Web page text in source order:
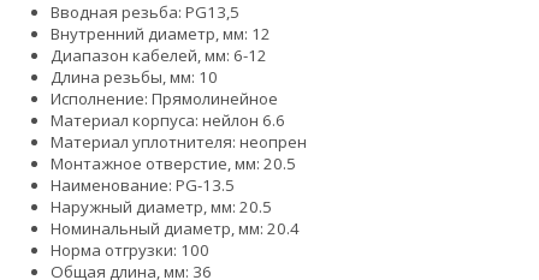
Вводная резьба: PG13,5
Внутренний диаметр, мм: 12
Диапазон кабелей, мм: 6-12
Длина резьбы, мм: 10
Исполнение: Прямолинейное
Материал корпуса: нейлон 6.6
Материал уплотнителя: неопрен
Монтажное отверстие, мм: 20.5
Наименование: PG-13.5
Наружный диаметр, мм: 20.5
Номинальный диаметр, мм: 20.4
Норма отгрузки: 100
Общая длина, мм: 36